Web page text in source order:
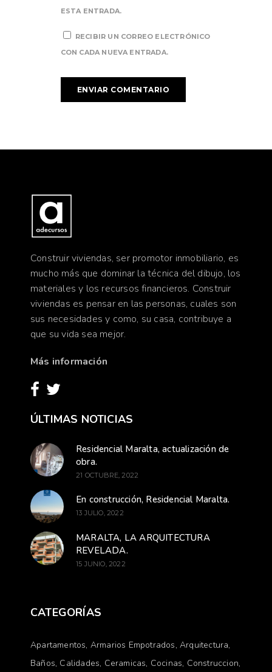
ESTA ENTRADA.
RECIBIR UN CORREO ELECTRÓNICO
CON CADA NUEVA ENTRADA.
Construir viviendas, ser promotor inmobiliario, es
mucho más que dominar la técnica del dibujo, los
materiales y los recursos financieros. Construir
viviendas es pensar en las personas, cuales son
sus necesidades y como, su casa, contribuye a
que su vida sea mejor.
Más información
ÚLTIMAS NOTICIAS
Residencial Maralta, actualización de
obra.
21 OCTUBRE, 2022
En construcción, Residencial Maralta.
13 JULIO, 2022
MARALTA, LA ARQUITECTURA
REVELADA.
15 JUNIO, 2022
CATEGORÍAS
Apartamentos Armarios Empotrados Arquitectura
Baños Calidades Ceramicas Cocinas Construccion